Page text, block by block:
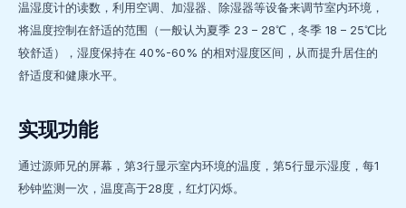
温湿度计的读数，利用空调、加湿器、除湿器等设备来调节室内环境，
将温度控制在舒适的范围（一般认为夏季 23 – 28℃，冬季 18 – 25℃比
较舒适），湿度保持在 40%-60% 的相对湿度区间，从而提升居住的
舒适度和健康水平。
实现功能
通过源师兄的屏幕，第3行显示室内环境的温度，第5行显示湿度，每1
秒钟监测一次，温度高于28度，红灯闪烁。